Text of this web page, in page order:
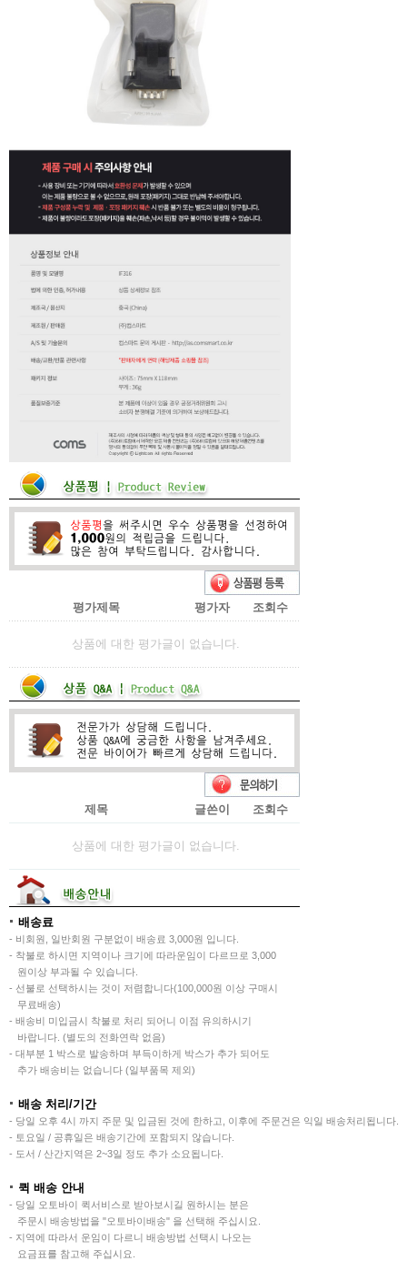
평가제목 평가자 조회수
상품에 대한 평가글이 없습니다.
제목 글쓴이 조회수
상품에 대한 평가글이 없습니다.
배송료
- 비회원, 일반회원 구분없이 배송료 3,000원 입니다.
- 착불로 하시면 지역이나 크기에 따라운임이 다르므로 3,000
원이상 부과될 수 있습니다.
- 선불로 선택하시는 것이 저렴합니다(100,000원 이상 구매시
무료배송)
- 배송비 미입금시 착불로 처리 되어니 이점 유의하시기
바랍니다. (별도의 전화연락 없음)
- 대부분 1 박스로 발송하며 부득이하게 박스가 추가 되어도
추가 배송비는 없습니다 (일부품목 제외)
배송 처리/기간
- 당일 오후 4시 까지 주문 및 입금된 것에 한하고, 이후에 주문건은 익일 배송처리됩니다.
- 토요일 / 공휴일은 배송기간에 포함되지 않습니다.
- 도서 / 산간지역은 2~3일 정도 추가 소요됩니다.
퀵 배송 안내
- 당일 오토바이 퀵서비스로 받아보시길 원하시는 분은
주문시 배송방법을 "오토바이배송" 을 선택해 주십시요.
- 지역에 따라서 운임이 다르니 배송방법 선택시 나오는
요금표를 참고해 주십시요.